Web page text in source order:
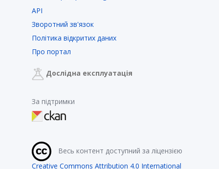
API
Зворотний зв'язок
Політика відкритих даних
Про портал
Дослідна експлуатація
За підтримки
Весь контент доступний за ліцензією
Creative Commons Attribution 4.0 International